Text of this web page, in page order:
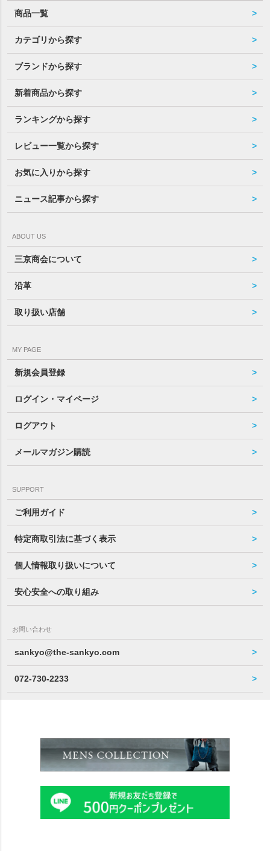
商品一覧
カテゴリから探す
ブランドから探す
新着商品から探す
ランキングから探す
レビュー一覧から探す
お気に入りから探す
ニュース記事から探す
ABOUT US
三京商会について
沿革
取り扱い店舗
MY PAGE
新規会員登録
ログイン・マイページ
ログアウト
メールマガジン購読
SUPPORT
ご利用ガイド
特定商取引法に基づく表示
個人情報取り扱いについて
安心安全への取り組み
お問い合わせ
sankyo@the-sankyo.com
072-730-2233